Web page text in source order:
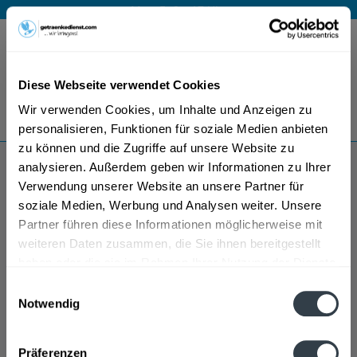
Diese Webseite verwendet Cookies
Wir verwenden Cookies, um Inhalte und Anzeigen zu
personalisieren, Funktionen für soziale Medien anbieten
zu können und die Zugriffe auf unsere Website zu
analysieren. Außerdem geben wir Informationen zu Ihrer
Verwendung unserer Website an unsere Partner für
soziale Medien, Werbung und Analysen weiter. Unsere
Partner führen diese Informationen möglicherweise mit
weiteren Daten zusammen, die Sie ihnen bereitgestellt
Notwendig
Präferenzen
Mo – Fr 9 – 17 Uhr
Menü
Bestellung widerrufen
Es gilt unsere Datenschutzerklärung
Specht Spirituosen